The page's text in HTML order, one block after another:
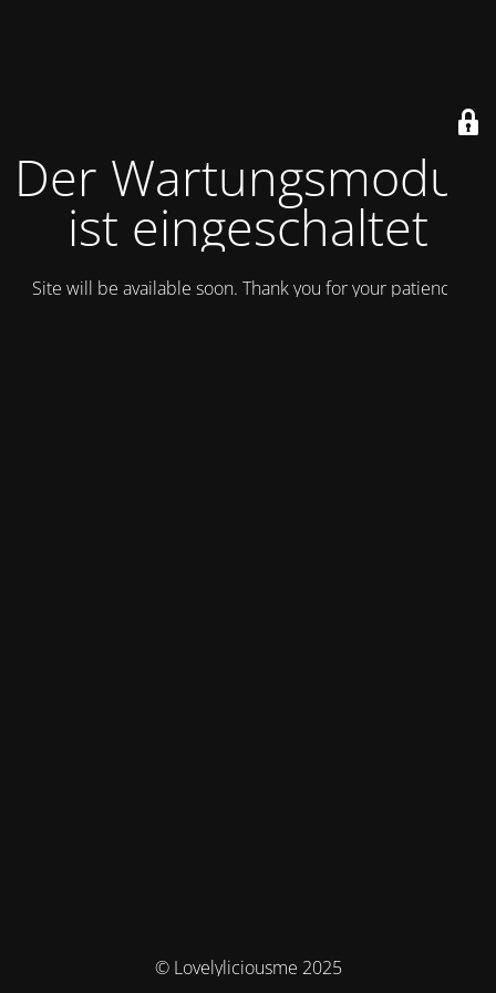
Der Wartungsmodus
ist eingeschaltet
Site will be available soon. Thank you for your patience!
© Lovelyliciousme 2025